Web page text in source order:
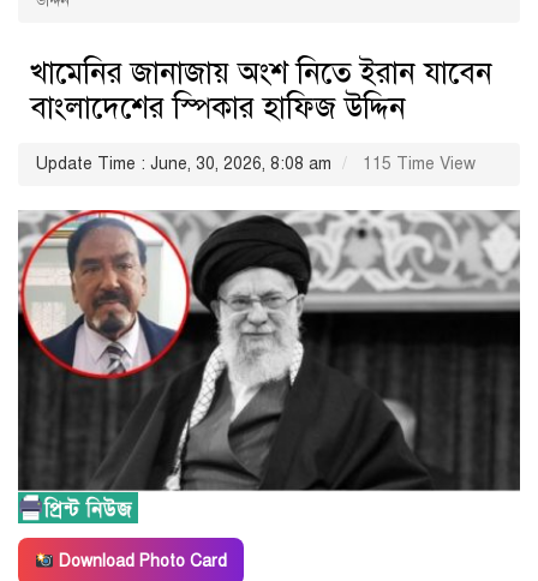
খামেনির জানাজায় অংশ নিতে ইরান যাবেন
বাংলাদেশের স্পিকার হাফিজ উদ্দিন
Update Time : June, 30, 2026, 8:08 am 115 Time View
Download Photo Card